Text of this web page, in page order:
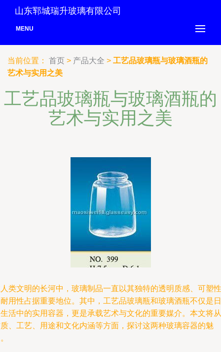
山东郓城瑞升玻璃有限公司
MENU
当前位置： 首页 > 产品大全 > 工艺品玻璃瓶与玻璃酒瓶的
艺术与实用之美
工艺品玻璃瓶与玻璃酒瓶的
艺术与实用之美
类文明的长河中，玻璃制品一直以其独特的透明质感、可塑性
用性占据重要地位。其中，工艺品玻璃瓶和玻璃酒瓶不仅是日
活中的实用容器，更是承载艺术与文化的重要媒介。本文将从
、工艺、用途和文化内涵等方面，探讨这两种玻璃容器的魅